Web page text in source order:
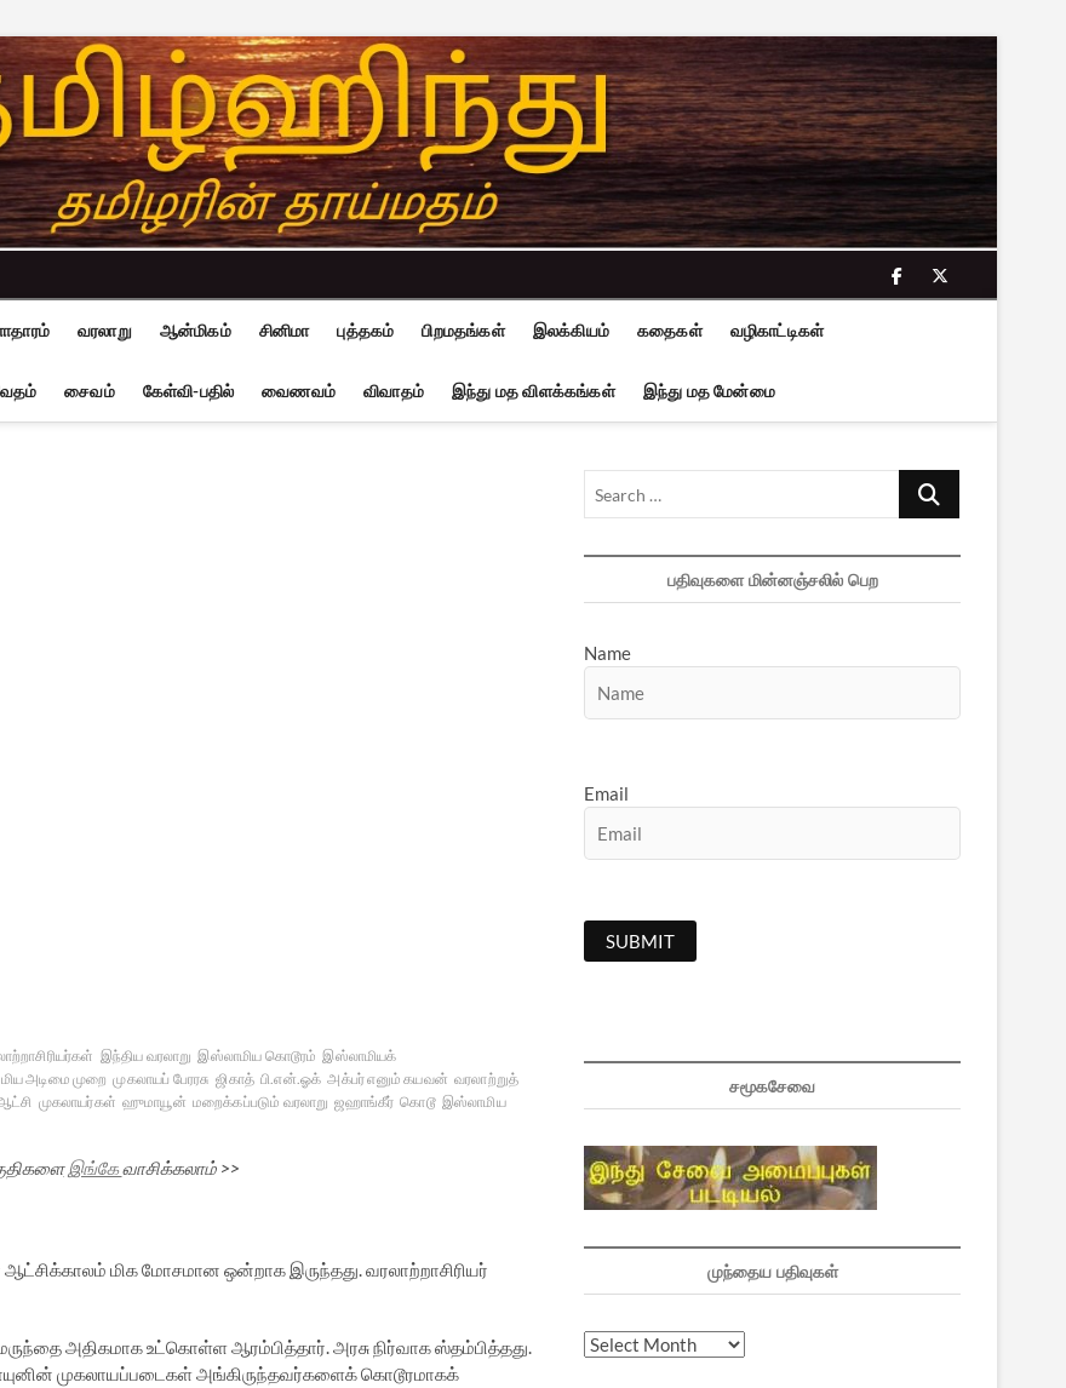
facebook
twitter
வரலாறு ஆன்மிகம் சினிமா புத்தகம் பிறமதங்கள் இலக்கியம் கதைகள் வழிகாட்டிகள்
சைவம் கேள்வி-பதில் வைணவம் விவாதம் இந்து மத விளக்கங்கள் இந்து மத மேன்மை
இந்திய வரலாறு இஸ்லாமிய கொடூரம் இஸ்லாமியக்
அடிமை முறை முகலாயப் பேரரசு ஜிகாத் பி.என்.ஓக் அக்பர் எனும் கயவன் வரலாற்றுத்
முகலாயர்கள் ஹுமாயூன் மறைக்கப்படும் வரலாறு ஜஹாங்கீர் கொடூ இஸ்லாமிய
இங்கேவாசிக்கலாம் >>
மிக மோசமான ஒன்றாக இருந்தது. வரலாற்றாசிரியர்
அதிகமாக உட்கொள்ள ஆரம்பித்தார். அரசு நிர்வாக ஸ்தம்பித்தது.
முகலாயப்படைகள் அங்கிருந்தவர்களைக் கொடூரமாகக்
Search
பதிவுகளை மின்னஞ்சலில் பெற
Name
Email
சமூகசேவை
முந்தைய பதிவுகள்
முந்தைய